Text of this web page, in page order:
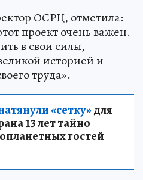
ОСРЦ, отметила:
проект очень важен.
в свои силы,
историей и
труда».
«сетку»для
13 лет тайно
гостей